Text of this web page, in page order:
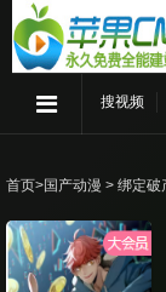
搜视频
首页>国产动漫 > 绑定破